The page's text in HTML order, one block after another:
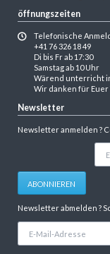
öffnungszeiten
Telefonische
+41 76 326 18 49
Di bis Fr ab 17:30
Samstag ab 10 Uhr
Wärend unterricht
Wir danken für Euer
Newsletter
Newsletter anmelden ?
Adresse
ABONNIEREN
Newsletter abmelden ?